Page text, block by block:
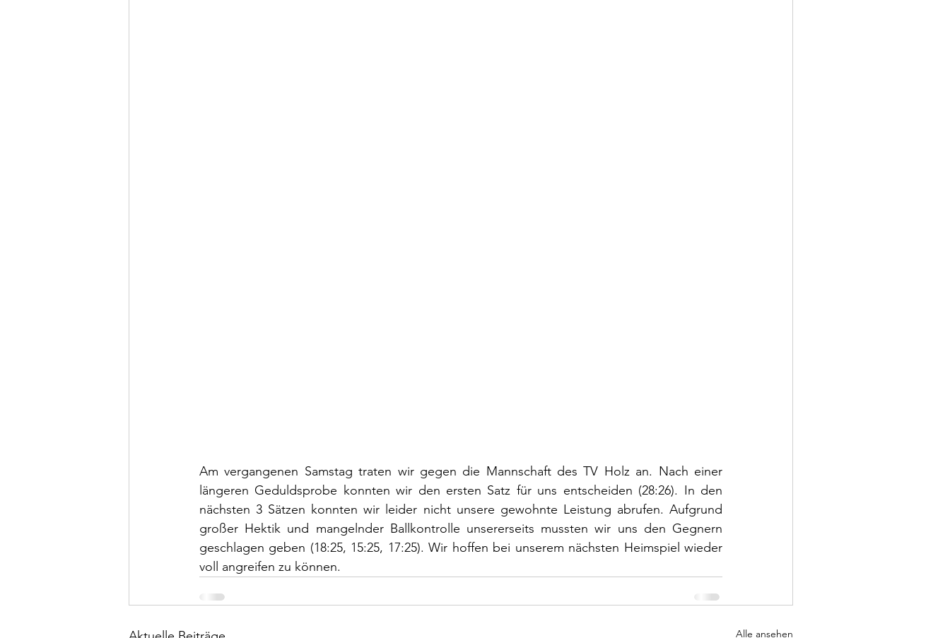
Am vergangenen Samstag traten wir gegen die Mannschaft des TV Holz an. Nach einer
längeren Geduldsprobe konnten wir den ersten Satz für uns entscheiden (28:26). In den
nächsten 3 Sätzen konnten wir leider nicht unsere gewohnte Leistung abrufen. Aufgrund
großer Hektik und mangelnder Ballkontrolle unsererseits mussten wir uns den Gegnern
geschlagen geben (18:25, 15:25, 17:25). Wir hoffen bei unserem nächsten Heimspiel wieder
voll angreifen zu können.
Alle ansehen